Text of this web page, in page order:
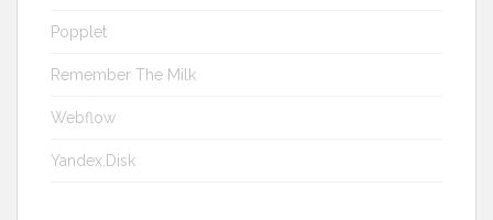
Popplet
Remember The Milk
Webflow
Yandex.Disk